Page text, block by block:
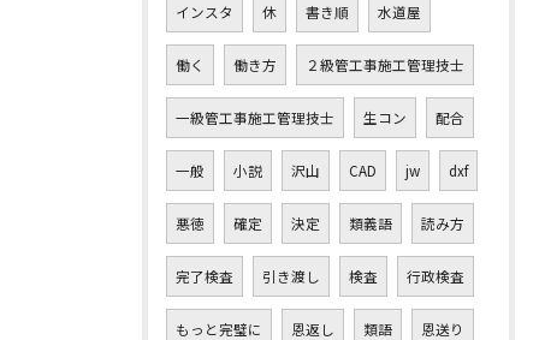
インスタ 休 書き順 水道屋
働く 働き方 ２級管工事施工管理技士
一級管工事施工管理技士 生コン 配合
一般 小説 沢山 CAD jw dxf
悪徳 確定 決定 類義語 読み方
完了検査 引き渡し 検査 行政検査
もっと完璧に 恩返し 類語 恩送り